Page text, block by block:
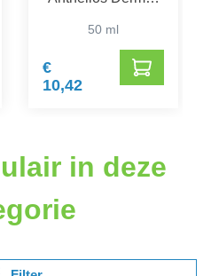
Lotion SPF 50+
50 ml
€
10,42
in deze